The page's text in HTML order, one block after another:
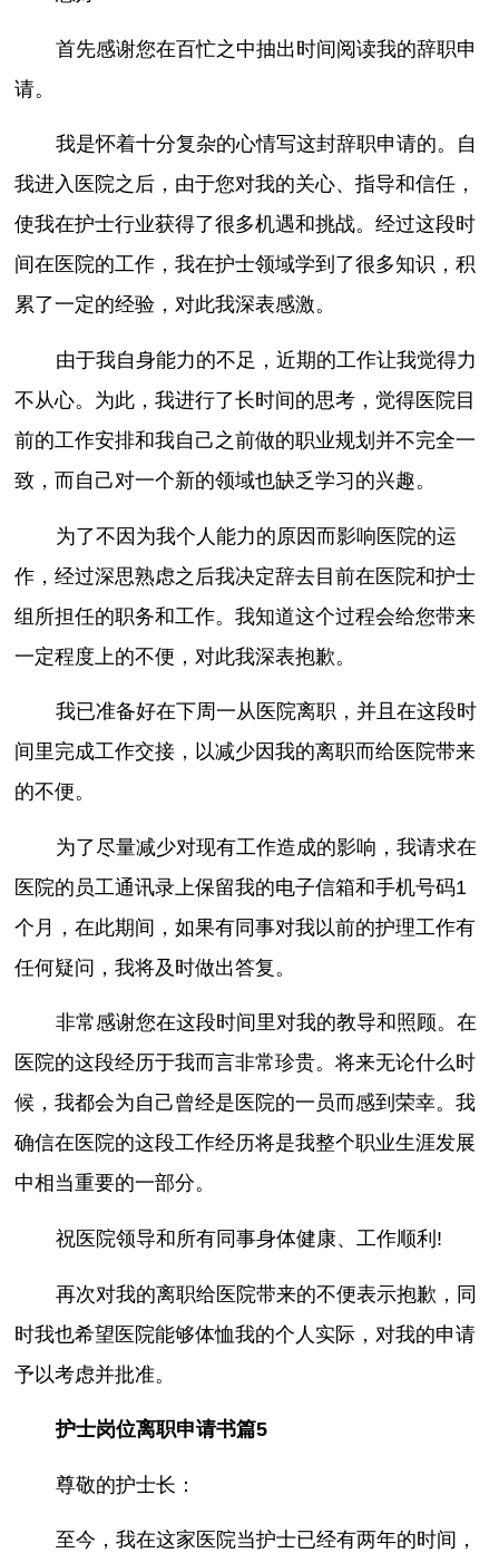
首先感谢您在百忙之中抽出时间阅读我的辞职申
请。
我是怀着十分复杂的心情写这封辞职申请的。自
我进入医院之后，由于您对我的关心、指导和信任，
使我在护士行业获得了很多机遇和挑战。经过这段时
间在医院的工作，我在护士领域学到了很多知识，积
累了一定的经验，对此我深表感激。
由于我自身能力的不足，近期的工作让我觉得力
不从心。为此，我进行了长时间的思考，觉得医院目
前的工作安排和我自己之前做的职业规划并不完全一
致，而自己对一个新的领域也缺乏学习的兴趣。
为了不因为我个人能力的原因而影响医院的运
作，经过深思熟虑之后我决定辞去目前在医院和护士
组所担任的职务和工作。我知道这个过程会给您带来
一定程度上的不便，对此我深表抱歉。
我已准备好在下周一从医院离职，并且在这段时
间里完成工作交接，以减少因我的离职而给医院带来
的不便。
为了尽量减少对现有工作造成的影响，我请求在
医院的员工通讯录上保留我的电子信箱和手机号码1
个月，在此期间，如果有同事对我以前的护理工作有
任何疑问，我将及时做出答复。
非常感谢您在这段时间里对我的教导和照顾。在
医院的这段经历于我而言非常珍贵。将来无论什么时
候，我都会为自己曾经是医院的一员而感到荣幸。我
确信在医院的这段工作经历将是我整个职业生涯发展
中相当重要的一部分。
祝医院领导和所有同事身体健康、工作顺利!
再次对我的离职给医院带来的不便表示抱歉，同
时我也希望医院能够体恤我的个人实际，对我的申请
予以考虑并批准。
护士岗位离职申请书篇5
尊敬的护士长：
至今，我在这家医院当护士已经有两年的时间，